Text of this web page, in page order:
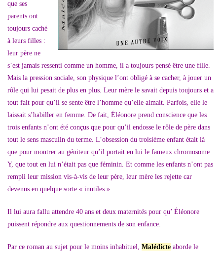
que ses
parents ont
toujours caché
à leurs filles :
leur père ne
s’est jamais ressenti comme un homme, il a toujours pensé être une fille.
Mais la pression sociale, son physique l’ont obligé à se cacher, à jouer un
rôle qui lui pesait de plus en plus. Leur mère le savait depuis toujours et a
tout fait pour qu’il se sente être l’homme qu’elle aimait. Parfois, elle le
laissait s’habiller en femme. De fait, Éléonore prend conscience que les
trois enfants n’ont été conçus que pour qu’il endosse le rôle de père dans
tout le sens masculin du terme. L’obsession du troisième enfant était là
que pour montrer au géniteur qu’il portait en lui le fameux chromosome
Y, que tout en lui n’était pas que féminin. Et comme les enfants n’ont pas
rempli leur mission vis-à-vis de leur père, leur mère les rejette car
devenus en quelque sorte « inutiles ».
Il lui aura fallu attendre 40 ans et deux maternités pour qu’ Éléonore
puissent répondre aux questionnements de son enfance.
Par ce roman au sujet pour le moins inhabituel, Malédicte aborde le